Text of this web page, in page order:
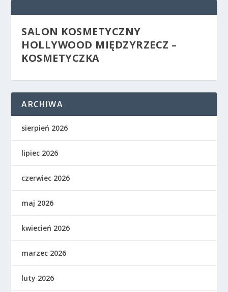
SALON KOSMETYCZNY
HOLLYWOOD MIĘDZYRZECZ –
KOSMETYCZKA
ARCHIWA
sierpień 2026
lipiec 2026
czerwiec 2026
maj 2026
kwiecień 2026
marzec 2026
luty 2026